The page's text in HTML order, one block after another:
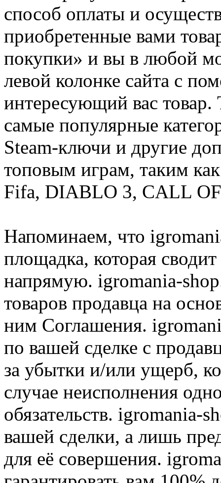
способ оплаты и
приобретенные вами
покупки» и вы в любой
левой колонке сайта с
интересующий вас
самые популярные
Steam-ключи и другие
топовым играм, таким
Fifa, DIABLO 3, CALL
Напоминаем, что
площадка, которая
напрямую. igromania-
товаров продавца на
ним Соглашения.
по вашей сделке с
за убытки и/или ущерб,
случае неисполнения
обязательств. igromania-
вашей сделки, а лишь
для её совершения.